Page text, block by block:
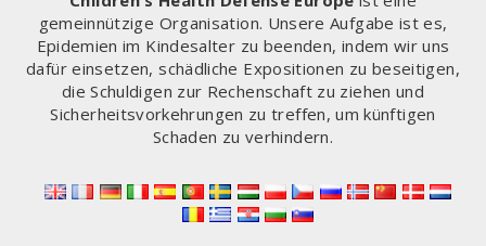
gemeinnützige Organisation. Unsere Aufgabe ist es,
Epidemien im Kindesalter zu beenden, indem wir uns
dafür einsetzen, schädliche Expositionen zu beseitigen,
die Schuldigen zur Rechenschaft zu ziehen und
Sicherheitsvorkehrungen zu treffen, um künftigen
Schaden zu verhindern.